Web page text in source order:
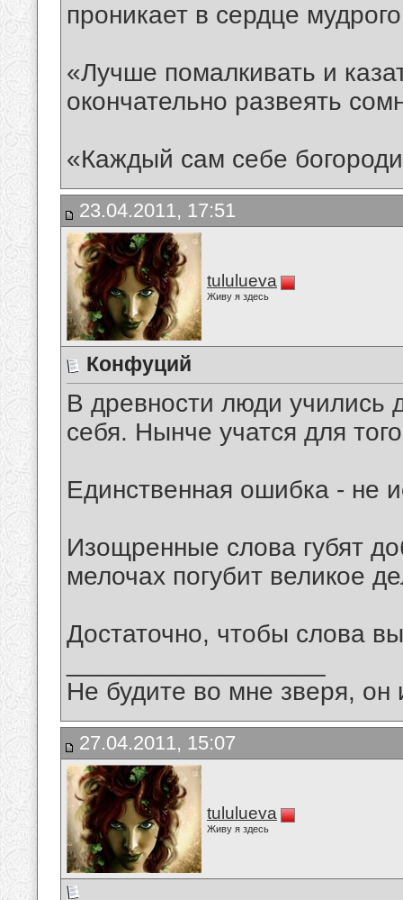
проникает в сердце
«Лучше помалкивать и
окончательно развеять
«Каждый сам себе
23.04.2011, 17:51
tululueva
Живу я здесь
Конфуций
В древности люди учились
себя. Нынче учатся для
Единственная ошибка - не
Изощренные слова губят
мелочах погубит великое
Достаточно, чтобы слова
Не будите во мне зверя, он
27.04.2011, 15:07
tululueva
Живу я здесь